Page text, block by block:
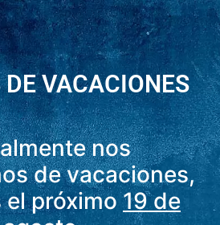
VACACIONES
nos
de vacaciones,
el próximo19 de